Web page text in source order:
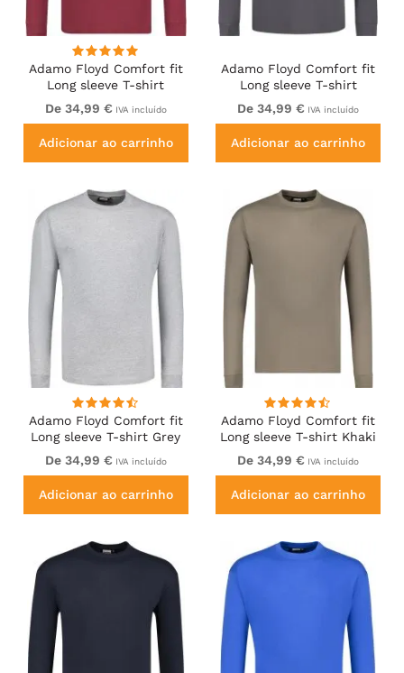
Adamo Floyd Comfort fit
Long sleeve T-shirt
Burgundy
De 34,99 € IVA incluído
Adicionar ao carrinho
Adamo Floyd Comfort fit
Long sleeve T-shirt
Charcoal
De 34,99 € IVA incluído
Adicionar ao carrinho
Adamo Floyd Comfort fit
Long sleeve T-shirt Grey
De 34,99 € IVA incluído
Adicionar ao carrinho
Adamo Floyd Comfort fit
Long sleeve T-shirt Khaki
De 34,99 € IVA incluído
Adicionar ao carrinho